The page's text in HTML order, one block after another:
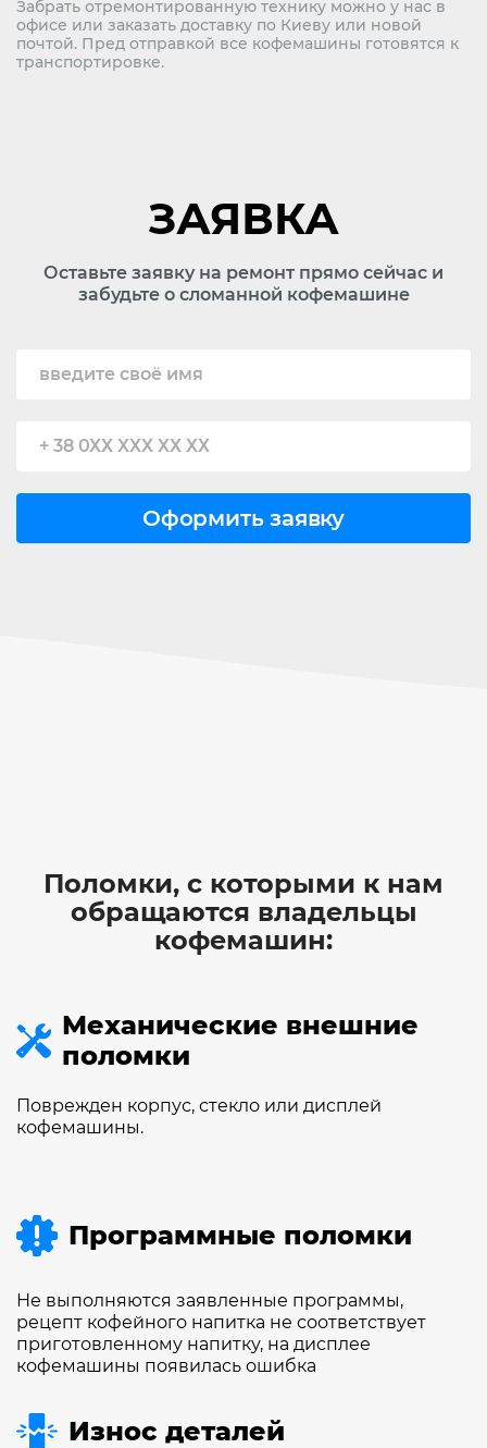
Забрать отремонтированную технику можно у нас в
офисе или заказать доставку по Киеву или новой
почтой. Пред отправкой все кофемашины готовятся к
транспортировке.
ЗАЯВКА
Оставьте заявку на ремонт прямо сейчас и
забудьте о сломанной кофемашине
Поломки, с которыми к нам
обращаются владельцы
кофемашин:
Механические внешние
поломки
Поврежден корпус, стекло или дисплей
кофемашины.
Программные поломки
Не выполняются заявленные программы,
рецепт кофейного напитка не соответствует
приготовленному напитку, на дисплее
кофемашины появилась ошибка
Износ деталей